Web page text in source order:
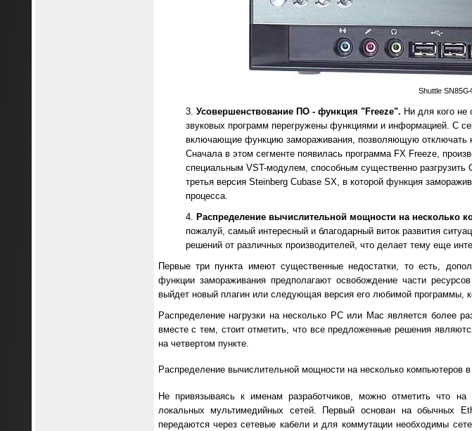
Shuttle
Усовершенствование ПО - функция "Freeze". Ни для кого не
звуковых программ перегружены функциями и информацией. С
включающие функцию замораживания, позволяющую отключать
Сначала в этом сегменте появилась программа FX Freeze,
специальным VST-модулем, способным существенно
третья версия Steinberg Cubase SX, в которой функция
процесса.
Распределение вычислительной мощности на несколько
пожалуй, самый интересный и благодарный виток развития
решений от различных производителей, что делает тему еще
Первые три пункта имеют существенные недостатки, то есть,
функции замораживания предполагают освобождение части
выйдет новый плагин или следующая версия его любимой программы,
Распределение нагрузки на несколько РС или Mac является более
вместе с тем, стоит отметить, что все предложенные решения
на четвертом пункте.
Распределение вычислительной мощности на несколько компьютеров
Не привязываясь к именам разработчиков, можно отметить что
локальных мультимедийных сетей. Первый основан на обычных
передаются через сетевые кабели и для коммутации необходимы